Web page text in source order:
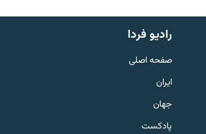
English
به ما بپیوندید
رادیو فردا
صفحه اصلی
ایران
جهان
پادکست